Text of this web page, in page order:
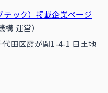
ック）掲載企業ページ
構 運営）
田区霞が関1-4-1 日土地